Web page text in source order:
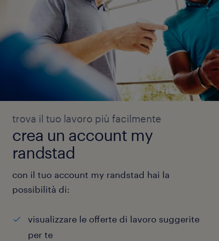
trova il tuo lavoro più facilmente
crea un account my
randstad
con il tuo account my randstad hai la
possibilità di:
visualizzare le offerte di lavoro suggerite
per te